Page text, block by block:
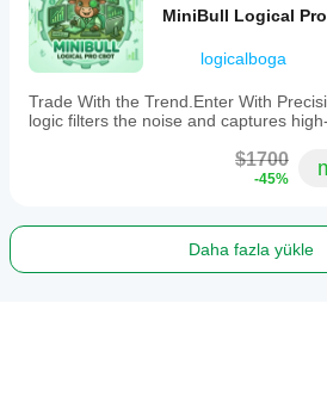
MiniBull Logical
logicalboga
Trade With the Trend.Enter With
logic filters the noise and captures
$1700
-45%
Daha fazla yükle